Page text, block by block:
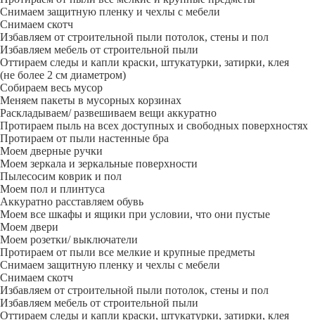
Снимаем защитную пленку и чехлы с мебели
Снимаем скотч
Избавляем от строительной пыли потолок, стены и пол
Избавляем мебель от строительной пыли
Оттираем следы и капли краски, штукатурки, затирки, клея
(не более 2 см диаметром)
Собираем весь мусор
Меняем пакеты в мусорных корзинах
Раскладываем/ развешиваем вещи аккуратно
Протираем пыль на всех доступных и свободных поверхностях
Протираем от пыли настенные бра
Моем дверные ручки
Моем зеркала и зеркальные поверхности
Пылесосим коврик и пол
Моем пол и плинтуса
Аккуратно расставляем обувь
Моем все шкафы и ящики при условии, что они пустые
Моем двери
Моем розетки/ выключатели
Протираем от пыли все мелкие и крупные предметы
Снимаем защитную пленку и чехлы с мебели
Снимаем скотч
Избавляем от строительной пыли потолок, стены и пол
Избавляем мебель от строительной пыли
Оттираем следы и капли краски, штукатурки, затирки, клея